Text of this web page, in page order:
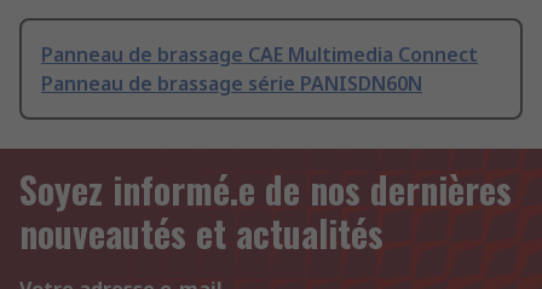
Panneau de brassage CAE Multimedia Connect
Panneau de brassage série PANISDN60N
Soyez informé.e de nos dernières
nouveautés et actualités